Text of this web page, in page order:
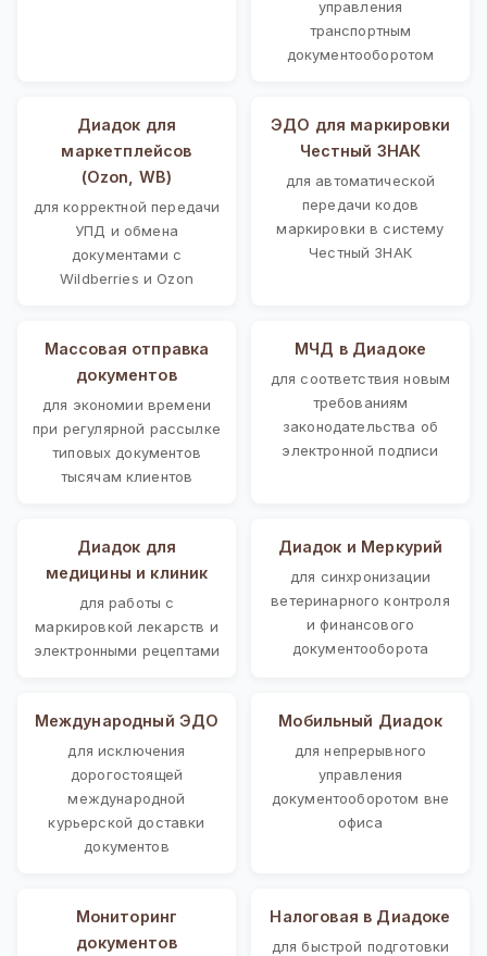
управления
транспортным
документооборотом
Диадок для
маркетплейсов
(Ozon, WB)
для корректной передачи
УПД и обмена
документами с
Wildberries и Ozon
ЭДО для маркировки
Честный ЗНАК
для автоматической
передачи кодов
маркировки в систему
Честный ЗНАК
Массовая отправка
документов
для экономии времени
при регулярной рассылке
типовых документов
тысячам клиентов
МЧД в Диадоке
для соответствия новым
требованиям
законодательства об
электронной подписи
Диадок для
медицины и клиник
для работы с
маркировкой лекарств и
электронными рецептами
Диадок и Меркурий
для синхронизации
ветеринарного контроля
и финансового
документооборота
Международный ЭДО
для исключения
дорогостоящей
международной
курьерской доставки
документов
Мобильный Диадок
для непрерывного
управления
документооборотом вне
офиса
Мониторинг
документов
Налоговая в Диадоке
для быстрой подготовки